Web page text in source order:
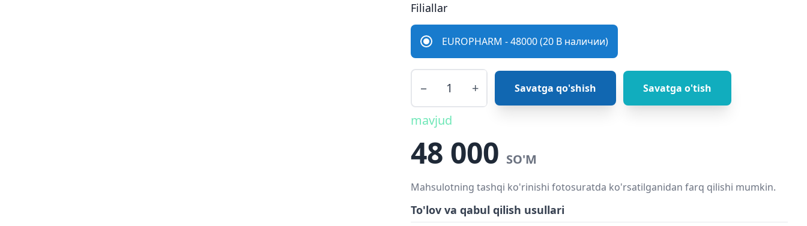
Filiallar
EUROPHARM - 48000 (20 В наличии)
− + Savatga qo'shish Savatga o'tish
mavjud
48 000 SO'M
Mahsulotning tashqi ko'rinishi fotosuratda ko'rsatilganidan farq qilishi mumkin.
To'lov va qabul qilish usullari